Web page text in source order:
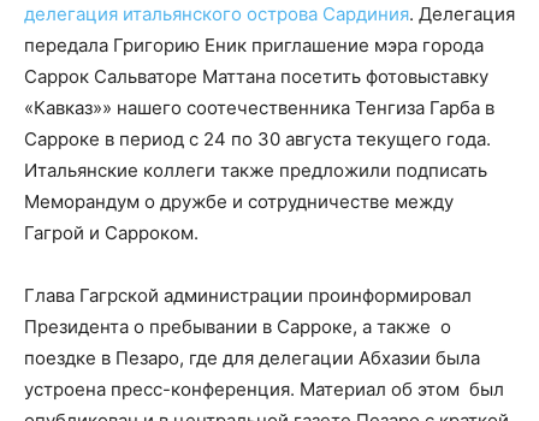
делегация итальянского острова Сардиния. Делегация
передала Григорию Еник приглашение мэра города
Саррок Сальваторе Маттана посетить фотовыставку
«Кавказ»» нашего соотечественника Тенгиза Гарба в
Сарроке в период с 24 по 30 августа текущего года.
Итальянские коллеги также предложили подписать
Меморандум о дружбе и сотрудничестве между
Гагрой и Сарроком.
Глава Гагрской администрации проинформировал
Президента о пребывании в Сарроке, а также о
поездке в Пезаро, где для делегации Абхазии была
устроена пресс-конференция. Материал об этом был